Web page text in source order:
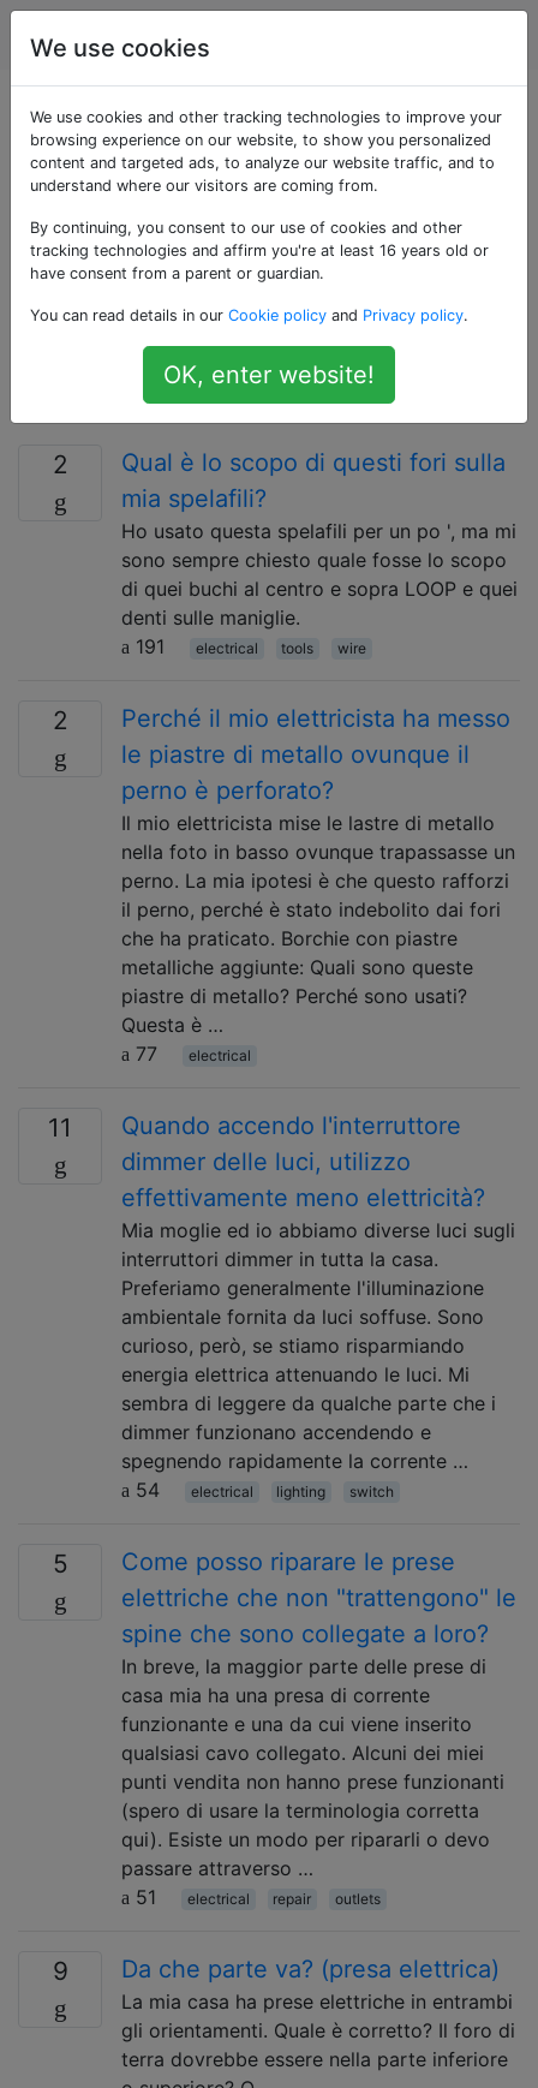
Migliorie di casa
Domande taggate
«electrical»
Distribuzione e uso dell'elettricità in tutta la casa. Gli
standard elettrici variano notevolmente in tutto il
domanda o il tuo profilo ti aiuta a ottenere risposte
pertinenti per te. Si consiglia vivamente di pubblicare
fotografie di giunzioni di cablaggio o di disegnare uno
schema elettrico e di pubblicarlo.
2
Qual è lo scopo di questi fori sulla
mia spelafili?
Ho usato questa spelafili per un po ', ma mi
sono sempre chiesto quale fosse lo scopo
di quei buchi al centro e sopra LOOP e quei
denti sulle maniglie.
191
electrical tools wire
2
Perché il mio elettricista ha messo
le piastre di metallo ovunque il
perno è perforato?
Il mio elettricista mise le lastre di metallo
nella foto in basso ovunque trapassasse un
perno. La mia ipotesi è che questo rafforzi
il perno, perché è stato indebolito dai fori
che ha praticato. Borchie con piastre
metalliche aggiunte: Quali sono queste
piastre di metallo? Perché sono usati?
Questa è …
77
electrical
11
Quando accendo l'interruttore
dimmer delle luci, utilizzo
effettivamente meno elettricità?
Mia moglie ed io abbiamo diverse luci sugli
interruttori dimmer in tutta la casa.
Preferiamo generalmente l'illuminazione
ambientale fornita da luci soffuse. Sono
curioso, però, se stiamo risparmiando
energia elettrica attenuando le luci. Mi
sembra di leggere da qualche parte che i
dimmer funzionano accendendo e
spegnendo rapidamente la corrente …
54
electrical lighting switch
5
Come posso riparare le prese
elettriche che non "trattengono" le
spine che sono collegate a loro?
In breve, la maggior parte delle prese di
casa mia ha una presa di corrente
funzionante e una da cui viene inserito
qualsiasi cavo collegato. Alcuni dei miei
punti vendita non hanno prese funzionanti
(spero di usare la terminologia corretta
qui). Esiste un modo per ripararli o devo
passare attraverso …
51
electrical repair outlets
9 Da che parte va? (presa elettrica)
La mia casa ha prese elettriche in entrambi
gli orientamenti. Quale è corretto? Il foro di
terra dovrebbe essere nella parte inferiore
We use cookies
We use cookies and other tracking technologies to improve your
browsing experience on our website, to show you personalized
content and targeted ads, to analyze our website traffic, and to
understand where our visitors are coming from.
By continuing, you consent to our use of cookies and other
tracking technologies and affirm you're at least 16 years old or
have consent from a parent or guardian.
You can read details in our Cookie policy and Privacy policy.
OK, enter website!